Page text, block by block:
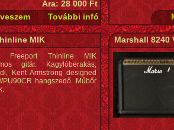
Ára: 28 000 Ft
MIK
Freeport Thinline MIK
gitár. Kagylóberakás,
Kent Armstrong designed
hangszedő. Műbőr
Marshall 8240